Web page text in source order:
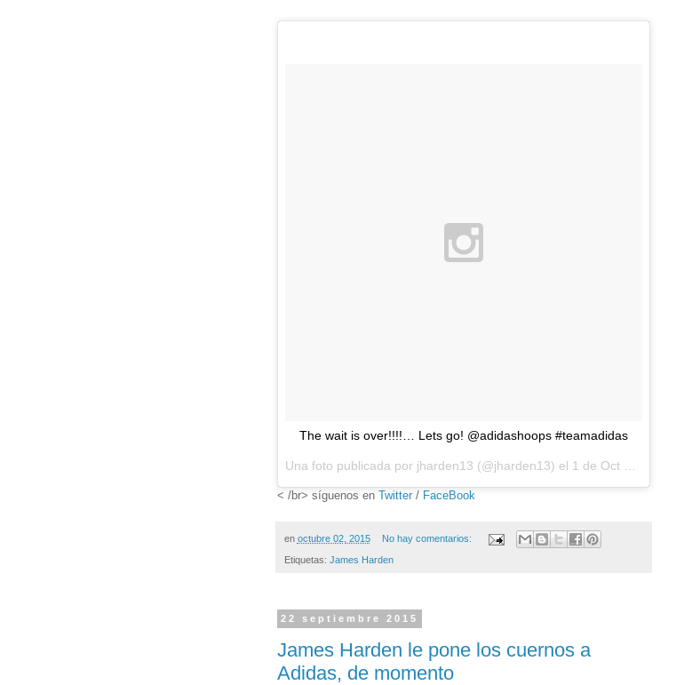
The wait is over!!!!… Lets go! @adidashoops #teamadidas
Una foto publicada por jharden13 (@jharden13) el 1 de Oct de 2015 a la(s) 8:18 PDT
< /br> síguenos en Twitter/ FaceBook
en octubre 02, 2015 No hay comentarios:
Etiquetas: James Harden
22 septiembre 2015
James Harden le pone los cuernos a
Adidas, de momento